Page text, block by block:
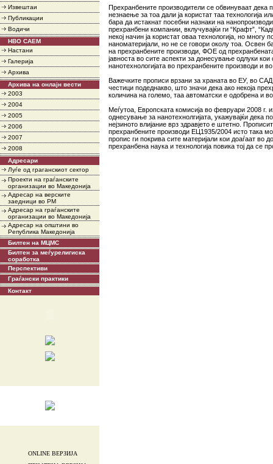
Извештаи
Публикации
Водичи
НВО САЕМ
Настани
Галерија
Архива
Архива на онлајн вести
2003
2004
2005
2006
2007
2008
Адресари
Луѓе од граганскиот сектор
Проекти на граѓанските
организации во Македонија
Адресар на верските
заедници во РМ
Адресар на граѓанските
организации во Македонија
Адресар на општини во
Република Македонија
Билтен на МЦМС
Билтен за меѓурелигиска
соработка
Перспективи
Граѓански практики
Контакт
ONLINE ВЕРЗИЈА
Прехранбените производители се обвинуваат дека
незнаење за тоа дали ја користат таа технологија
бара да истакнат посебни назнаки на
прехранбени компании, вклучувајќи ги “Крафт”,
некој начин ја користат оваа технологија, но многу
наноматеријали, но не се говори околу тоа. Освен
на прехранбените производи, ФОЕ од
јавноста во сите аспекти за донесување одлуки кои
нанотехнологијата во прехранбените производи и во
Важечките прописи врзани за храната во ЕУ, во САД
честици подеднакво, што значи дека ако некоја
количина на големо, таа автоматски е одобрена и
Меѓутоа, Европската комисија во февруари 2008 г.
однесување за нанотехнолгијата, укажувајќи дека
нејзиното влијание врз здравјето е штетно.
прехранбените производи ЕЦ1935/2004 исто така
пропис ги покрива сите материјали кои доаѓаат во
прехранбена наука и технологија повика тој да се